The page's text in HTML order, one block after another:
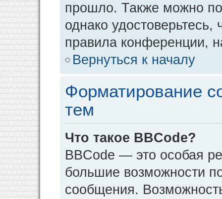
прошло. Также можно
однако
правила конференции,
Вернуться к началу
Форматирование
тем
Что такое BBCode?
BBCode — это особая
большие возможности
сообщения.